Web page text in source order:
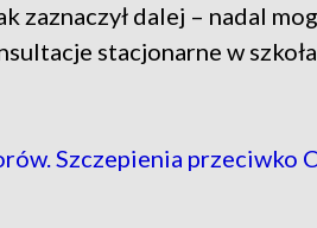
zaznaczył dalej – nadal
stacjonarne w
Szczepienia przeciwko